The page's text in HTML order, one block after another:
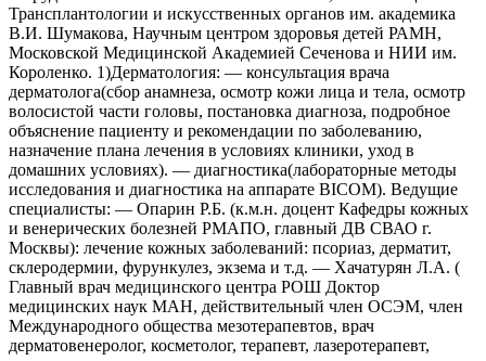
Трансплантологии и искусственных органов им. академика
В.И. Шумакова, Научным центром здоровья детей РАМН,
Московской Медицинской Академией Сеченова и НИИ им.
Короленко. 1)Дерматология: — консультация врача
дерматолога(сбор анамнеза, осмотр кожи лица и тела, осмотр
волосистой части головы, постановка диагноза, подробное
объяснение пациенту и рекомендации по заболеванию,
назначение плана лечения в условиях клиники, уход в
домашних условиях). — диагностика(лабораторные методы
исследования и диагностика на аппарате BICOM). Ведущие
специалисты: — Опарин Р.Б. (к.м.н. доцент Кафедры кожных
и венерических болезней РМАПО, главный ДВ СВАО г.
Москвы): лечение кожных заболеваний: псориаз, дерматит,
склеродермии, фурункулез, экзема и т.д. — Хачатурян Л.А. (
Главный врач медицинского центра РОШ Доктор
медицинских наук МАН, действительный член ОСЭМ, член
Международного общества мезотерапевтов, врач
дерматовенеролог, косметолог, терапевт, лазеротерапевт,